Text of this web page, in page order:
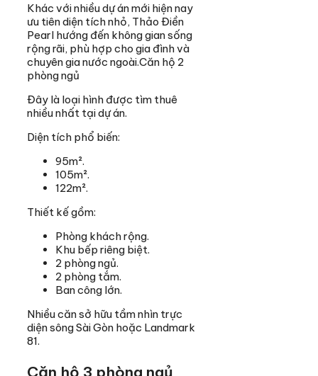
Khác với nhiều dự án mới hiện nay
ưu tiên diện tích nhỏ, Thảo Điền
Pearl hướng đến không gian sống
rộng rãi, phù hợp cho gia đình và
chuyên gia nước ngoài.Căn hộ 2
phòng ngủ
Đây là loại hình được tìm thuê
nhiều nhất tại dự án.
Diện tích phổ biến:
95m².
105m².
122m².
Thiết kế gồm:
Phòng khách rộng.
Khu bếp riêng biệt.
2 phòng ngủ.
2 phòng tắm.
Ban công lớn.
Nhiều căn sở hữu tầm nhìn trực
diện sông Sài Gòn hoặc Landmark
81.
Căn hộ 3 phòng ngủ